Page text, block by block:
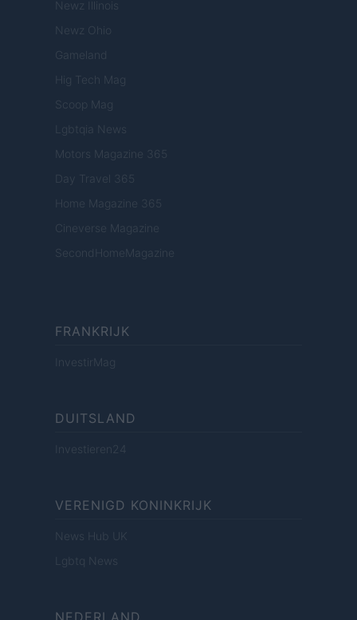
Newz Illinois
Newz Ohio
Gameland
Hig Tech Mag
Scoop Mag
Lgbtqia News
Motors Magazine 365
Day Travel 365
Home Magazine 365
Cineverse Magazine
SecondHomeMagazine
FRANKRIJK
InvestirMag
DUITSLAND
Investieren24
VERENIGD KONINKRIJK
News Hub UK
Lgbtq News